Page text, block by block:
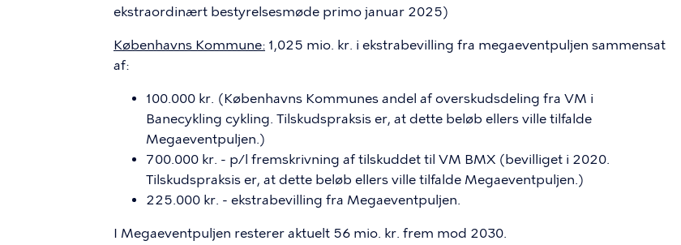
ekstraordinært bestyrelsesmøde primo januar 2025)
Københavns Kommune: 1,025 mio. kr. i ekstrabevilling fra megaeventpuljen sammensat
af:
100.000 kr. (Københavns Kommunes andel af overskudsdeling fra VM i
Banecykling cykling. Tilskudspraksis er, at dette beløb ellers ville tilfalde
Megaeventpuljen.)
700.000 kr. - p/l fremskrivning af tilskuddet til VM BMX (bevilliget i 2020.
Tilskudspraksis er, at dette beløb ellers ville tilfalde Megaeventpuljen.)
225.000 kr. - ekstrabevilling fra Megaeventpuljen.
I Megaeventpuljen resterer aktuelt 56 mio. kr. frem mod 2030.